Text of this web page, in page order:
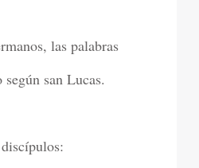
las palabras
san Lucas.